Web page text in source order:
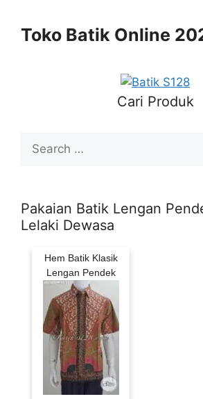
contentToko Batik Online
Cari Produk
for:
Pakaian Batik Lengan
Lelaki Dewasa
Hem Batik Klasik
Lengan Pendek